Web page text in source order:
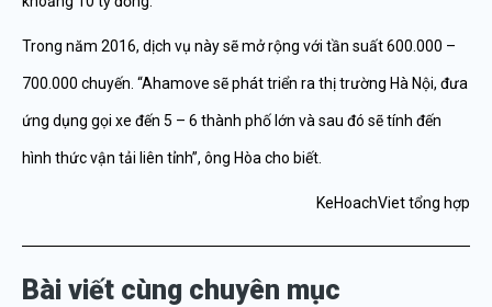
Trong năm 2016, dịch vụ này sẽ mở rộng với tần suất 600.000 –
700.000 chuyến. “Ahamove sẽ phát triển ra thị trường Hà Nội, đưa
ứng dụng gọi xe đến 5 – 6 thành phố lớn và sau đó sẽ tính đến
hình thức vận tải liên tỉnh”, ông Hòa cho biết.
KeHoachViet tổng hợp
Bài viết cùng chuyên mục